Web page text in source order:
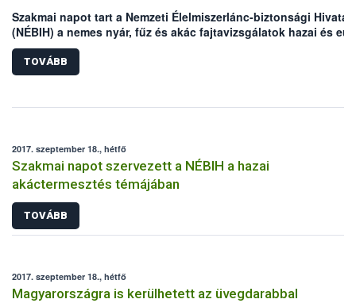
Szakmai napot tart a Nemzeti Élelmiszerlánc-biztonsági Hivatal
(NÉBIH) a nemes nyár, fűz és akác fajtavizsgálatok hazai és
tapasztalatairól.
TOVÁBB
2017. szeptember 18., hétfő
Szakmai napot szervezett a NÉBIH a hazai
akáctermesztés témájában
TOVÁBB
2017. szeptember 18., hétfő
Magyarországra is kerülhetett az üvegdarabbal